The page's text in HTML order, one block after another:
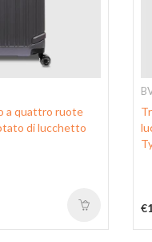
a quattro ruote
di lucchetto